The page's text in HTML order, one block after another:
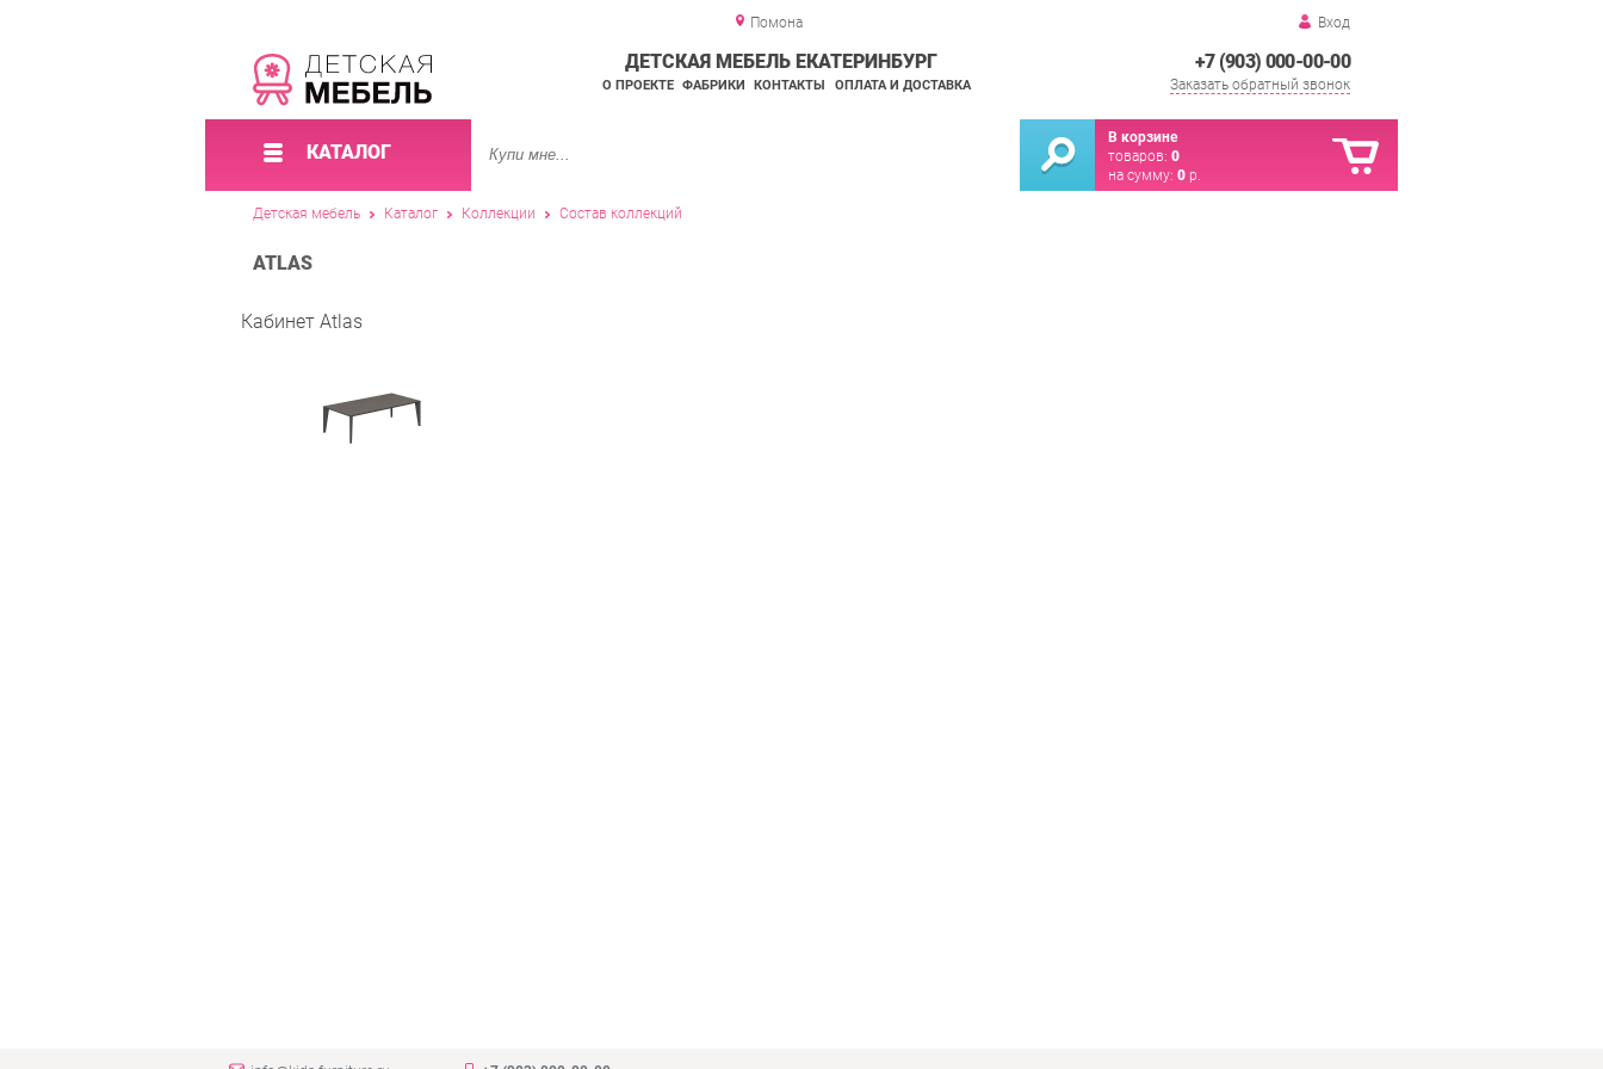
Помона Вход
+7 (903) 000-00-00
Заказать обратный звонок
ДЕТСКАЯ МЕБЕЛЬ ЕКАТЕРИНБУРГ
О ПРОЕКТЕ ФАБРИКИ КОНТАКТЫ ОПЛАТА И ДОСТАВКА
КАТАЛОГ
В корзине
товаров: 0
на сумму: 0 р.
Детская мебель Каталог Коллекции Состав коллекций
ATLAS
Кабинет Atlas